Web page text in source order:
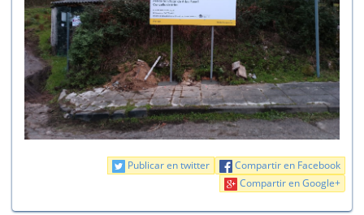
Compartir en Facebook
Publicar en twitter
Compartir en Google+